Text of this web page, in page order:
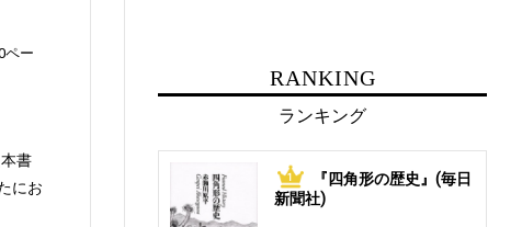
ペー
書
にお
RANKING
ランキング
1
『四角形の歴史』(毎日
新聞社)